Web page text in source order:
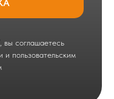
вы соглашаетесь
и пользовательским